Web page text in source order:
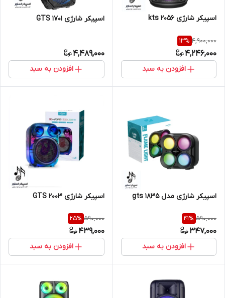
اسپیکر شارژی kts 2056
4,900,000
13%
4,246,000
افزودن به سبد
اسپیکر شارژی GTS 1701
4,489,000
افزودن به سبد
اسپیکر شارژی مدل gts 1835
590,000
41%
347,000
افزودن به سبد
اسپیکر شارژی GTS 2003
590,000
25%
439,000
افزودن به سبد